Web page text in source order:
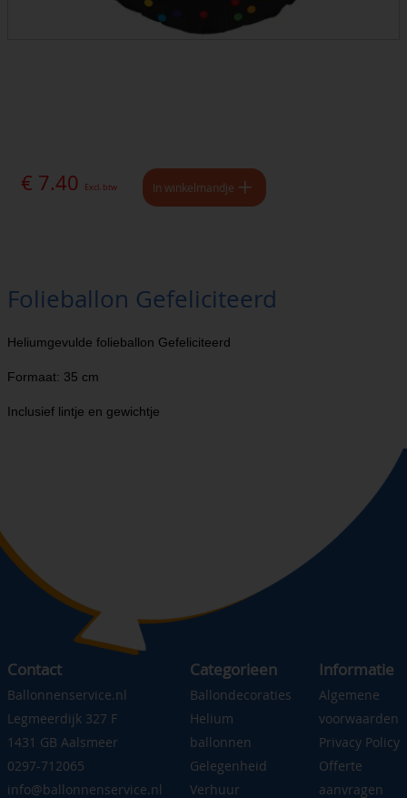
€ 7.40 Excl. btw In winkelmandje
Folieballon Gefeliciteerd
Heliumgevulde folieballon Gefeliciteerd
Formaat: 35 cm
Inclusief lintje en gewichtje
Contact
Ballonnenservice.nl
Legmeerdijk 327 F
1431 GB Aalsmeer
0297-712065
info@ballonnenservice.nl
Categorieen
Ballondecoraties
Helium
ballonnen
Gelegenheid
Verhuur
Informatie
Algemene
voorwaarden
Privacy Policy
Offerte
aanvragen